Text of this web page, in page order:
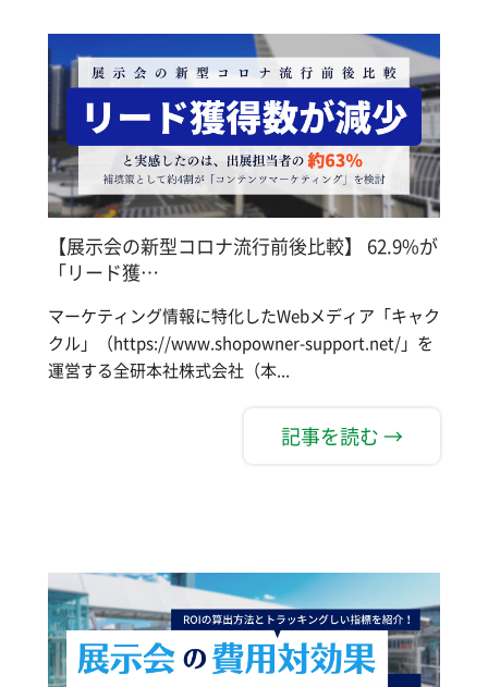
【展示会の新型コロナ流行前後比較】 62.9%が
「リード獲…
マーケティング情報に特化したWebメディア「キャク
クル」（https://www.shopowner-support.net/」を
運営する全研本社株式会社（本...
記事を読む →